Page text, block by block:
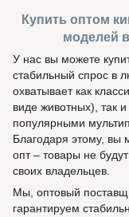
Купить оптом
моделей
У нас вы можете
стабильный спрос в
охватывает как
виде животных), так
популярными
Благодаря этому, вы
опт – товары не
своих владельцев.
Мы, оптовый
гарантируем